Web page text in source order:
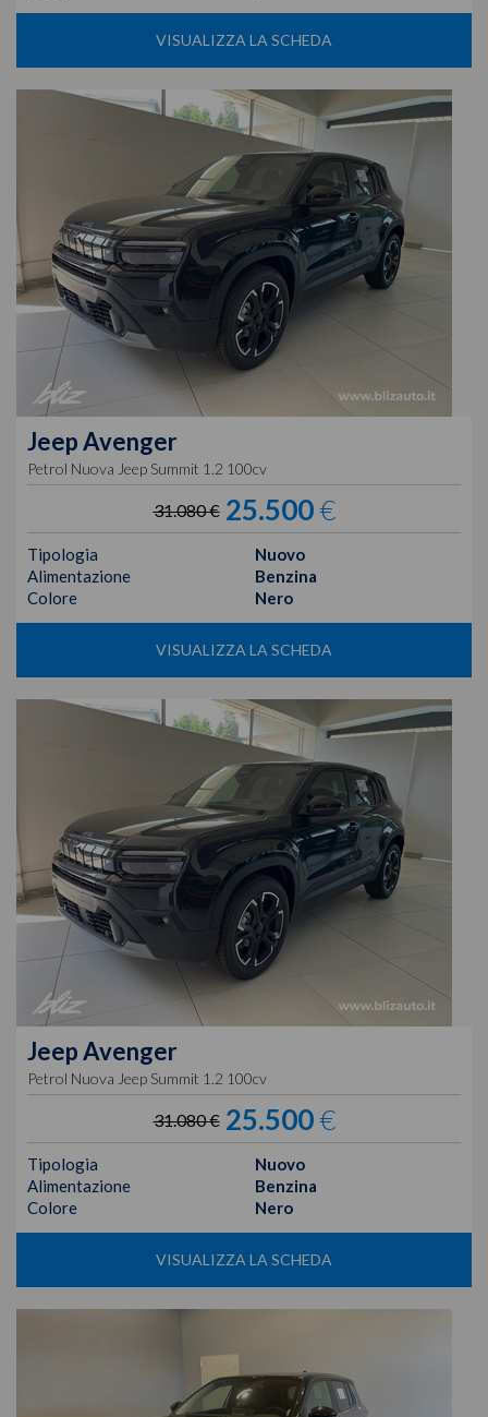
VISUALIZZA LA SCHEDA
JeepAvenger
Petrol Nuova Jeep Summit 1.2 100cv
31.080 € 25.500€
Tipologia
Nuovo
Alimentazione
Benzina
Colore
Nero
VISUALIZZA LA SCHEDA
JeepAvenger
Petrol Nuova Jeep Summit 1.2 100cv
31.080 € 25.500€
Tipologia
Nuovo
Alimentazione
Benzina
Colore
Nero
VISUALIZZA LA SCHEDA